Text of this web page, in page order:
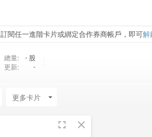
訂閱任一進階卡片或綁定合作券商帳戶，即可解
總量: - 股
更新:
-
arrow_drop_down
fullscreen close